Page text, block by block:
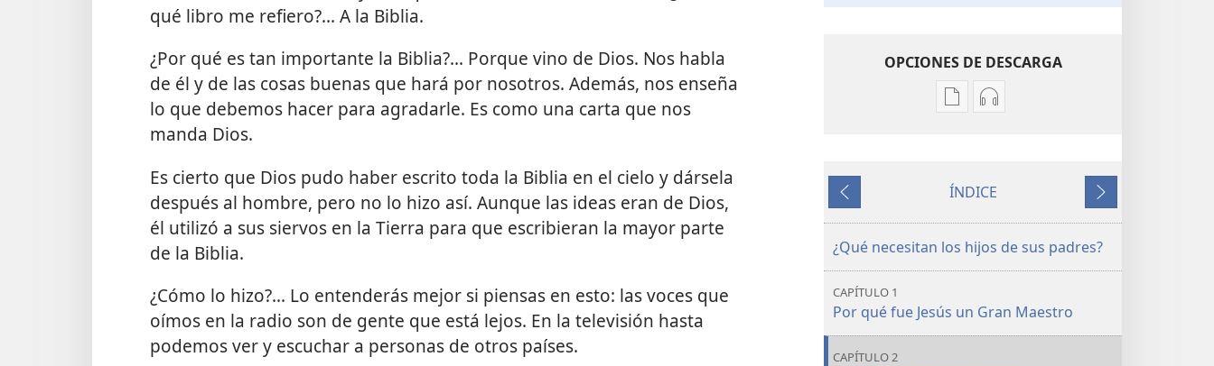
qué libro me refiero?... A la Biblia.
¿Por qué es tan importante la Biblia?... Porque vino de Dios. Nos habla
de él y de las cosas buenas que hará por nosotros. Además, nos enseña
lo que debemos hacer para agradarle. Es como una carta que nos
manda Dios.
Es cierto que Dios pudo haber escrito toda la Biblia en el cielo y dársela
después al hombre, pero no lo hizo así. Aunque las ideas eran de Dios,
él utilizó a sus siervos en la Tierra para que escribieran la mayor parte
de la Biblia.
¿Cómo lo hizo?... Lo entenderás mejor si piensas en esto: las voces que
oímos en la radio son de gente que está lejos. En la televisión hasta
podemos ver y escuchar a personas de otros países.
OPCIONES DE DESCARGA
Opciones
publicaciones
del
Gran
Opciones
audio
del
Gran
Anterior
ÍNDICE
Siguiente
¿Qué necesitan los hijos de sus padres?
CAPÍTULO 1
Por qué fue Jesús un Gran Maestro
CAPÍTULO 2